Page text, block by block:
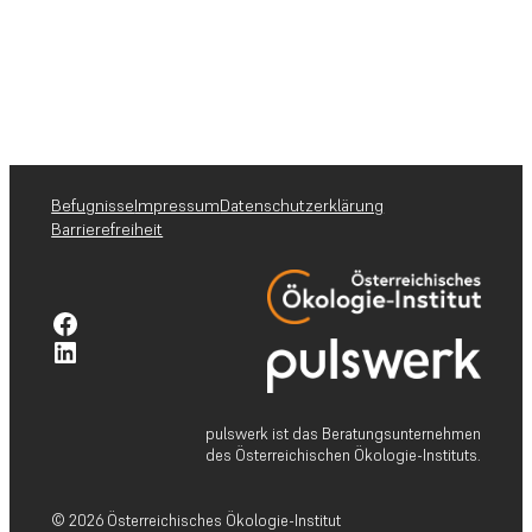
BefugnisseImpressumDatenschutzerklärung
Barrierefreiheit
Facebook-Profil pulswerk GmbH
Linkedin-Profil pulswerk GmbH
pulswerk ist das Beratungsunternehmen
des Österreichischen Ökologie-Instituts.
© 2026 Österreichisches Ökologie-Institut